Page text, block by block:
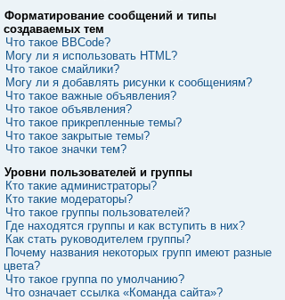
Форматирование сообщений и типы
создаваемых тем
Что такое BBCode?
Могу ли я использовать HTML?
Что такое смайлики?
Могу ли я добавлять рисунки к сообщениям?
Что такое важные объявления?
Что такое объявления?
Что такое прикрепленные темы?
Что такое закрытые темы?
Что такое значки тем?
Уровни пользователей и группы
Кто такие администраторы?
Кто такие модераторы?
Что такое группы пользователей?
Где находятся группы и как вступить в них?
Как стать руководителем группы?
Почему названия некоторых групп имеют разные
цвета?
Что такое группа по умолчанию?
Что означает ссылка «Команда сайта»?